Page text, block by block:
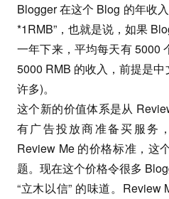
Blogger 在这个 Blog 的年收
*1RMB”，也就是说，如果
一年下来，平均每天有 5000
5000 RMB 的收入，前提是
许多)。
这个新的价值体系是从
有广告投放商准备买服务
Review Me 的价格标准，这
题。现在这个价格令很多
“立木以信” 的味道。